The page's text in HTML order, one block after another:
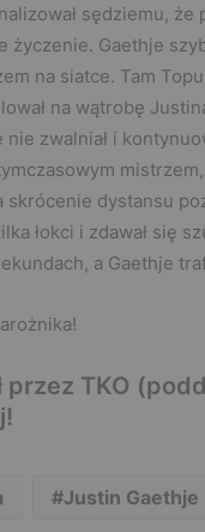
sędziemu,
życzenie. Gaethje
na siatce. Tam
na wątrobę
zwalniał i
skrócenie dystansu
łokci i zdawał się
a Gaethje
TKO
Justin Gaethje